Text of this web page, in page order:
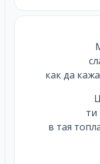
как да
ти
в тая